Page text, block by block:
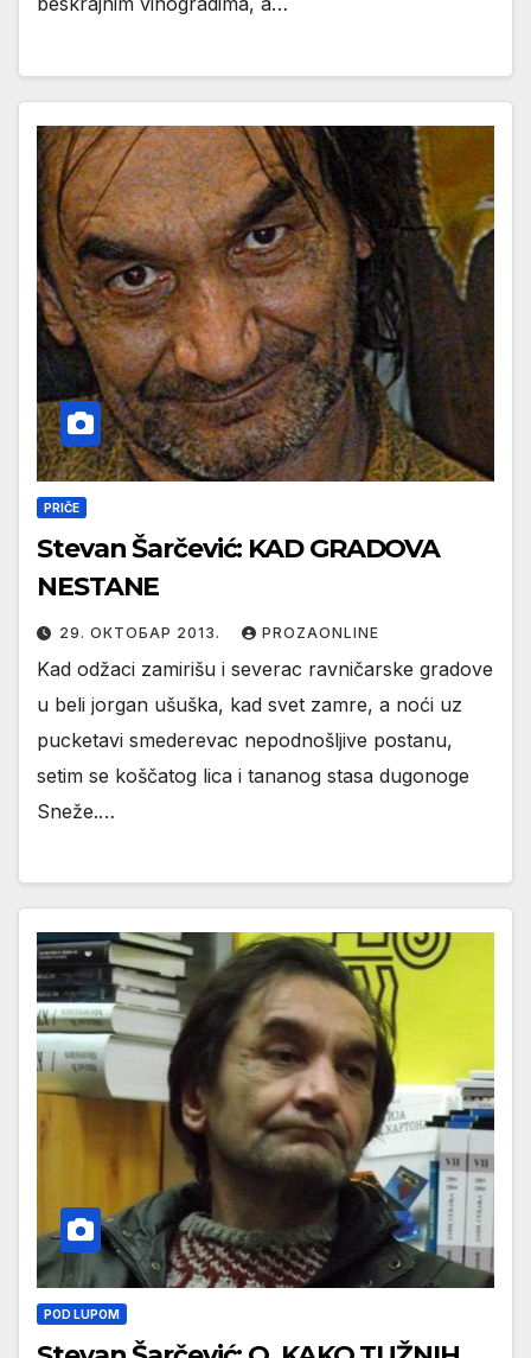
PRIČE
Stevan Šarčević: KAD GRADOVA
NESTANE
29. ОКТОБАР 2013. PROZAONLINE
Kad odžaci zamirišu i severac ravničarske gradove
u beli jorgan ušuška, kad svet zamre, a noći uz
pucketavi smederevac nepodnošljive postanu,
setim se koščatog lica i tananog stasa dugonoge
Sneže.…
POD LUPOM